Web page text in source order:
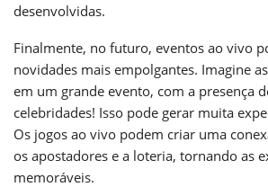
desenvolvidas.
Finalmente, no futuro, eventos ao vivo
novidades mais empolgantes. Imagine
em um grande evento, com a presença
celebridades! Isso pode gerar muita
Os jogos ao vivo podem criar uma
os apostadores e a loteria, tornando as
memoráveis.